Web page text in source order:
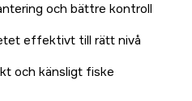
och bättre kontroll
effektivt till rätt nivå
och känsligt fiske